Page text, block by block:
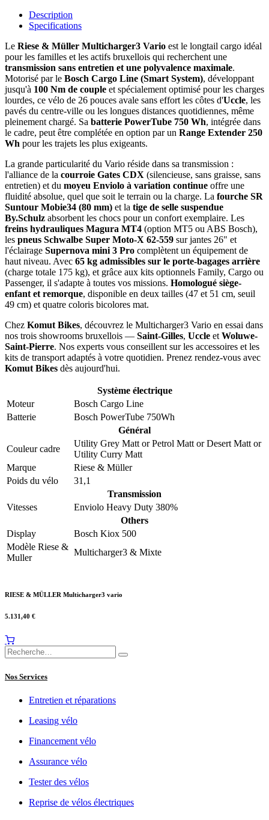
Description
Specifications
Le Riese & Müller Multicharger3 Vario est le longtail cargo idéal
pour les familles et les actifs bruxellois qui recherchent une
transmission sans entretien et une polyvalence maximale.
Motorisé par le Bosch Cargo Line (Smart System), développant
jusqu'à 100 Nm de couple et spécialement optimisé pour les charges
lourdes, ce vélo de 26 pouces avale sans effort les côtes d'Uccle, les
pavés du centre-ville ou les longues distances quotidiennes, même
pleinement chargé. Sa batterie PowerTube 750 Wh, intégrée dans
le cadre, peut être complétée en option par un Range Extender 250
Wh pour les trajets les plus exigeants.
La grande particularité du Vario réside dans sa transmission :
l'alliance de la courroie Gates CDX (silencieuse, sans graisse, sans
entretien) et du moyeu Enviolo à variation continue offre une
fluidité absolue, quel que soit le terrain ou la charge. La fourche SR
Suntour Mobie34 (80 mm) et la tige de selle suspendue
By.Schulz absorbent les chocs pour un confort exemplaire. Les
freins hydrauliques Magura MT4 (option MT5 ou ABS Bosch),
les pneus Schwalbe Super Moto-X 62-559 sur jantes 26" et
l'éclairage Supernova mini 3 Pro complètent un équipement de
haut niveau. Avec 65 kg admissibles sur le porte-bagages arrière
(charge totale 175 kg), et grâce aux kits optionnels Family, Cargo ou
Passenger, il s'adapte à toutes vos missions. Homologué siège-
enfant et remorque, disponible en deux tailles (47 et 51 cm, seuil
49 cm) et quatre coloris bicolores mat.
Chez Komut Bikes, découvrez le Multicharger3 Vario en essai dans
nos trois showrooms bruxellois — Saint-Gilles, Uccle et Woluwe-
Saint-Pierre. Nos experts vous conseillent sur les accessoires et les
kits de transport adaptés à votre quotidien. Prenez rendez-vous avec
Komut Bikes dès aujourd'hui.
Système électrique
Moteur
Bosch Cargo Line
Batterie
Bosch PowerTube 750Wh
Général
Couleur cadre
Utility Grey Matt orPetrol Matt orDesert Matt or
Utility Curry Matt
Marque
Riese & Müller
Poids du vélo
31,1
Transmission
Vitesses
Enviolo Heavy Duty 380%
Others
Display
Bosch Kiox 500
Modèle Riese &
Muller
Multicharger3 & Mixte
RIESE & MÜLLER Multicharger3 vario
5.131,40 €
Nos Services
Entretien et réparations
Leasing vélo
Financement vélo
Assurance vélo
Tester des vélos
Reprise de vélos électriques